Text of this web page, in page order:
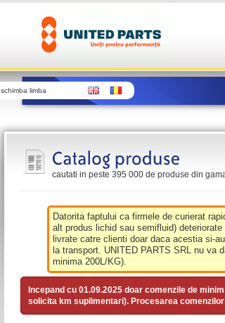
schimba limba
cautati in peste 395 000 de produse din
Datorita faptului ca firmele de curierat
alt produs lichid sau semifluid)
livrate catre clienti doar daca acestia si-
la transport. UNITED PARTS SRL nu va
minima 200L/KG).
Incepand cu 01.09.2025 doar comenzile de minim
solicita km suplimentari). Procesarea